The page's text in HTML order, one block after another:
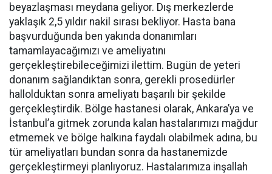
beyazlaşması meydana geliyor. Dış merkezlerde
yaklaşık 2,5 yıldır nakil sırası bekliyor. Hasta bana
başvurduğunda ben yakında donanımları
tamamlayacağımızı ve ameliyatını
gerçekleştirebileceğimizi ilettim. Bugün de yeteri
donanım sağlandıktan sonra, gerekli prosedürler
hallolduktan sonra ameliyatı başarılı bir şekilde
gerçekleştirdik. Bölge hastanesi olarak, Ankara’ya ve
İstanbul’a gitmek zorunda kalan hastalarımızı mağdur
etmemek ve bölge halkına faydalı olabilmek adına, bu
tür ameliyatları bundan sonra da hastanemizde
gerçekleştirmeyi planlıyoruz. Hastalarımıza inşallah